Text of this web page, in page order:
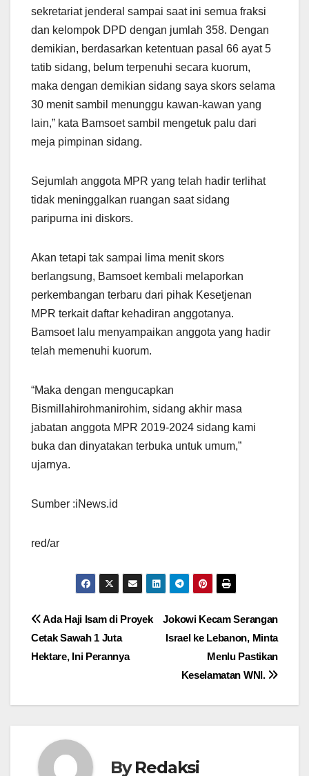
sekretariat jenderal sampai saat ini semua fraksi
dan kelompok DPD dengan jumlah 358. Dengan
demikian, berdasarkan ketentuan pasal 66 ayat 5
tatib sidang, belum terpenuhi secara kuorum,
maka dengan demikian sidang saya skors selama
30 menit sambil menunggu kawan-kawan yang
lain,” kata Bamsoet sambil mengetuk palu dari
meja pimpinan sidang.
Sejumlah anggota MPR yang telah hadir terlihat
tidak meninggalkan ruangan saat sidang
paripurna ini diskors.
Akan tetapi tak sampai lima menit skors
berlangsung, Bamsoet kembali melaporkan
perkembangan terbaru dari pihak Kesetjenan
MPR terkait daftar kehadiran anggotanya.
Bamsoet lalu menyampaikan anggota yang hadir
telah memenuhi kuorum.
“Maka dengan mengucapkan
Bismillahirohmanirohim, sidang akhir masa
jabatan anggota MPR 2019-2024 sidang kami
buka dan dinyatakan terbuka untuk umum,”
ujarnya.
Sumber :iNews.id
red/ar
Navigasi
pos
Jokowi Kecam Serangan
Israel ke Lebanon, Minta
Menlu Pastikan
Keselamatan WNI.
Ada Haji Isam di Proyek
Cetak Sawah 1 Juta
Hektare, Ini Perannya
ByRedaksi